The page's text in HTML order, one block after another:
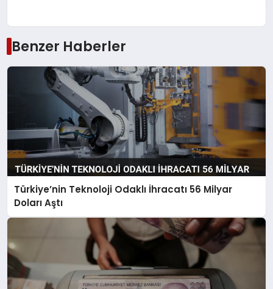
Benzer Haberler
Türkiye’nin Teknoloji Odaklı İhracatı 56 Milyar
Doları Aştı